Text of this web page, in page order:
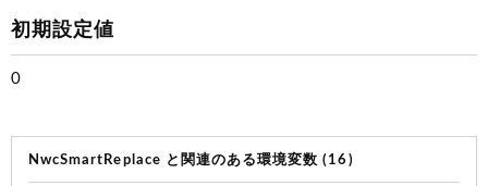
初期設定値
0
NwcSmartReplace と関連のある環境変数 (16)